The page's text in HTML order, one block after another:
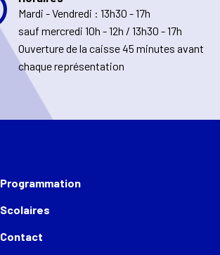
Mardi - Vendredi : 13h30 - 17h
sauf mercredi 10h - 12h / 13h30 - 17h
Ouverture de la caisse 45 minutes avant
chaque représentation
Programmation
Scolaires
Contact